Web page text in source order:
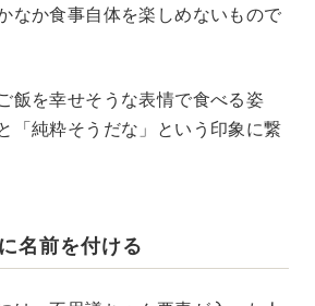
なか食事自体を楽しめないもので
飯を幸せそうな表情で食べる姿
「純粋そうだな」という印象に繋
名前を付ける